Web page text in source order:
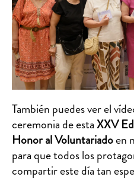
También puedes ver el
ceremonia de esta XXV
Honor al Voluntariadoen
para que todos los
compartir este día tan